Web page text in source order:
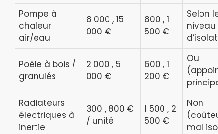
Pompe à
chaleur
air/eau
8 000 , 15
000 €
800 , 1
500 €
Selon
niveau
Poêle à bois /
granulés
2 000 , 5
000 €
600 , 1
200 €
Oui
Radiateurs
électriques à
inertie
300 , 800 €
/ unité
1 500 , 2
500 €
Non
mal